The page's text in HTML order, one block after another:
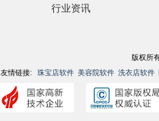
行业资讯
版权所
友情链接:
珠宝店软件 美容院软件 洗衣店软件